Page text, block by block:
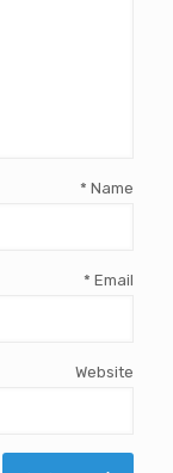
Name
*
Email
*
Website